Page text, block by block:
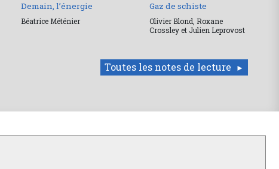
Demain, l’énergie
Béatrice Méténier
Gaz de schiste
Olivier Blond, Roxane
Crossley et Julien Leprovost
Toutes les notes de lecture